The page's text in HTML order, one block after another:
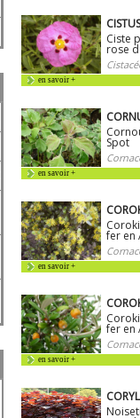
Ciste
rose
en savoir +
Spot
en savoir +
fer en
en savoir +
fer en
en savoir +